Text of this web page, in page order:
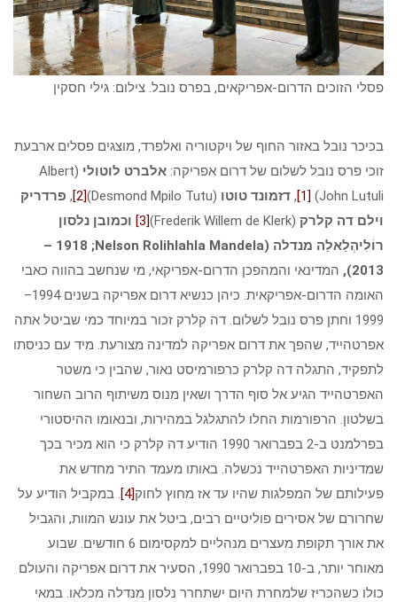
פסלי הזוכים הדרום-אפריקאים, בפרס נובל. צילום: גילי חסקין
בכיכר נובל באזור החוף של ויקטוריה ואלפרד, מוצגים פסלים ארבעת
זוכי פרס נובל לשלום של דרום אפריקה: אלברט לוטולי
(Albert
John Lutuli)
[1]
, דזמונד טוטו (Desmond Mpilo Tutu)
[2]
, פרדריק
וילם דה קלרק (Frederik Willem de Klerk)
[3]
וכמובן נלסון
רוֹלִיהְלַאלַה מנדלה (Nelson Rolihlahla Mandela
; ‏1918 –
2013),
המדינאי והמהפכן הדרום-אפריקאי, מי שנחשב בהווה כאבי
האומה הדרום-אפריקאית. כיהן כנשיא דרום אפריקה בשנים 1994–
1999 וחתן פרס נובל לשלום. דה קלרק זכור במיוחד כמי שביטל אתה
אפרטהייד, שהפך את דרום אפריקה למדינה מצורעת. מיד עם כניסתו
לתפקיד, התגלה דה קלרק כרפורמיסט נאור, שהבין כי משטר
האפרטהייד הגיע אל סוף הדרך ושאין מנוס משיתוף הרוב השחור
בשלטון. הרפורמות החלו להתגלגל במהירות, ובנאומו ההיסטורי
בפרלמנט ב-2 בפברואר 1990 הודיע דה קלרק כי הוא מכיר בכך
שמדיניות האפרטהייד נכשלה. באותו מעמד התיר מחדש את
פעילותם של המפלגות שהיו עד אז מחוץ לחוק[4]
. במקביל הודיע על
שחרורם של אסירים פוליטיים רבים, ביטל את עונש המוות, והגביל
את אורך תקופת מעצרים מנהליים למקסימום 6 חודשים. שבוע
מאוחר יותר, ב-10 בפברואר 1990, הסעיר את דרום אפריקה והעולם
כולו כשהכריז שלמחרת היום ישתחרר נלסון מנדלה מכלאו. במאי